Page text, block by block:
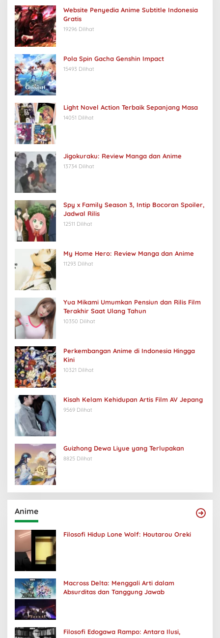
Website Penyedia Anime Subtitle Indonesia
Gratis
19296 Dilihat
Pola Spin Gacha Genshin Impact
15493 Dilihat
Light Novel Action Terbaik Sepanjang Masa
14051 Dilihat
Jigokuraku: Review Manga dan Anime
13734 Dilihat
Spy x Family Season 3, Intip Bocoran Spoiler,
Jadwal Rilis
12511 Dilihat
My Home Hero: Review Manga dan Anime
11293 Dilihat
Yua Mikami Umumkan Pensiun dan Rilis Film
Terakhir Saat Ulang Tahun
10350 Dilihat
Perkembangan Anime di Indonesia Hingga
Kini
10321 Dilihat
Kisah Kelam Kehidupan Artis Film AV Jepang
9569 Dilihat
Guizhong Dewa Liyue yang Terlupakan
8825 Dilihat
Anime
Filosofi Hidup Lone Wolf: Houtarou Oreki
Macross Delta: Menggali Arti dalam
Absurditas dan Tanggung Jawab
Filosofi Edogawa Rampo: Antara Ilusi,